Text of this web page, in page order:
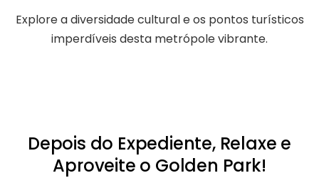
Explore a diversidade cultural e os pontos turísticos
imperdíveis desta metrópole vibrante.
Depois do Expediente, Relaxe e
Aproveite o Golden Park!